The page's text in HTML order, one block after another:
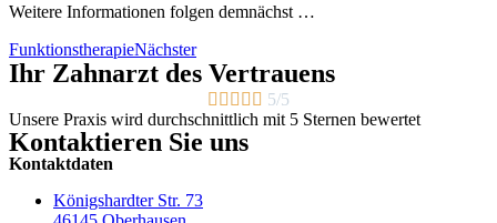
Weitere Informationen folgen demnächst …
FunktionstherapieNächster
Ihr Zahnarzt des Vertrauens
     5/5
Unsere Praxis wird durchschnittlich mit 5 Sternen bewertet
Kontaktieren Sie uns
Kontaktdaten
Königshardter Str. 73